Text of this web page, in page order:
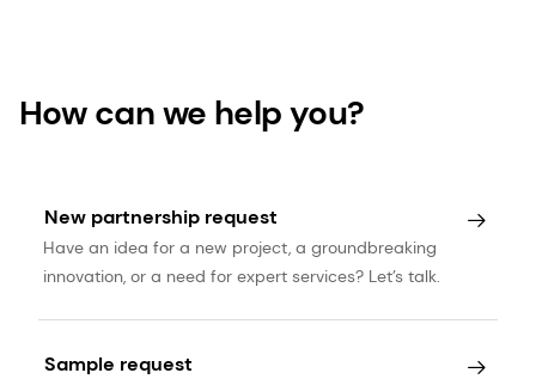
How can we help you?
New partnership request
Have an idea for a new project, a groundbreaking
innovation, or a need for expert services? Let’s talk.
Sample request